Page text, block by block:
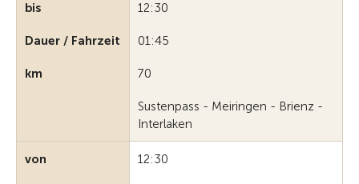
bis 12:30
Dauer / Fahrzeit 01:45
km 70
Sustenpass - Meiringen - Brienz -
Interlaken
von 12:30